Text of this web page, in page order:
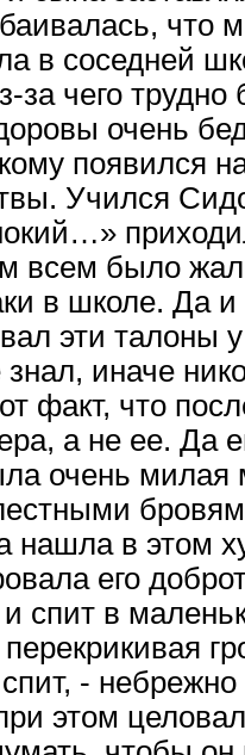
что
в соседней
за чего
очень
появился
Учился
всем было
в школе. Да
эти талоны
иначе
факт, что
а не ее. Да
очень милая
нашла в этом
его
спит в
-
этом